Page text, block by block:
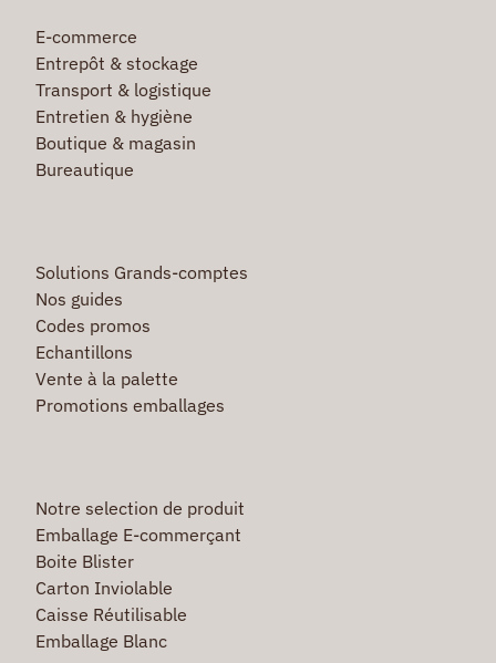
E-commerce
Entrepôt & stockage
Transport & logistique
Entretien & hygiène
Boutique & magasin
Bureautique
Solutions Grands-comptes
Nos guides
Codes promos
Echantillons
Vente à la palette
Promotions emballages
Notre selection de produit
Emballage E-commerçant
Boite Blister
Carton Inviolable
Caisse Réutilisable
Emballage Blanc